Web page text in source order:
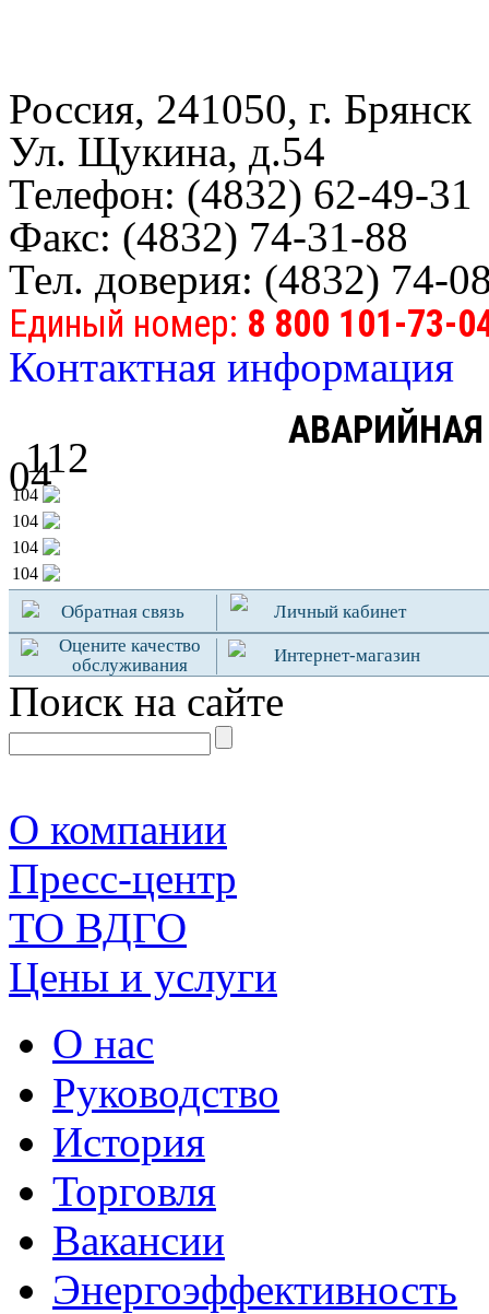
Россия, 241050, г. Брянск
Ул. Щукина, д.54
Телефон: (4832) 62-49-31
Факс: (4832) 74-31-88
Тел. доверия: (4832) 74-
Единый номер: 8 800 101-73-
Контактная информация
04
112
104
104
104
104
Обратная связь
Личный кабинет
Оцените качество
обслуживания
Интернет-магазин
Поиск на сайте
О компании
Пресс-центр
TO ВДГО
Цены и услуги
О нас
Руководство
История
Торговля
Вакансии
Энергоэффективность